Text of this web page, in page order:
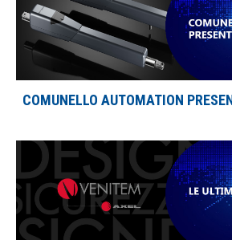
COMUNELLO AUTOMATION